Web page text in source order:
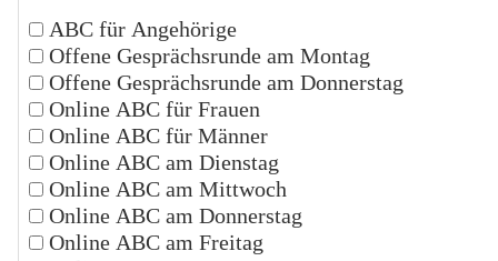
ABC für Angehörige
Offene Gesprächsrunde am Montag
Offene Gesprächsrunde am Donnerstag
Online ABC für Frauen
Online ABC für Männer
Online ABC am Dienstag
Online ABC am Mittwoch
Online ABC am Donnerstag
Online ABC am Freitag